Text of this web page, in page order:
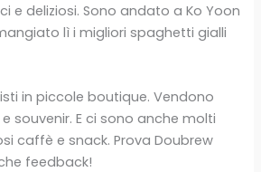
e deliziosi. Sono andato a Ko Yoon
lì i migliori spaghetti gialli
in piccole boutique. Vendono
souvenir. E ci sono anche molti
caffè e snack. Prova Doubrew
feedback!